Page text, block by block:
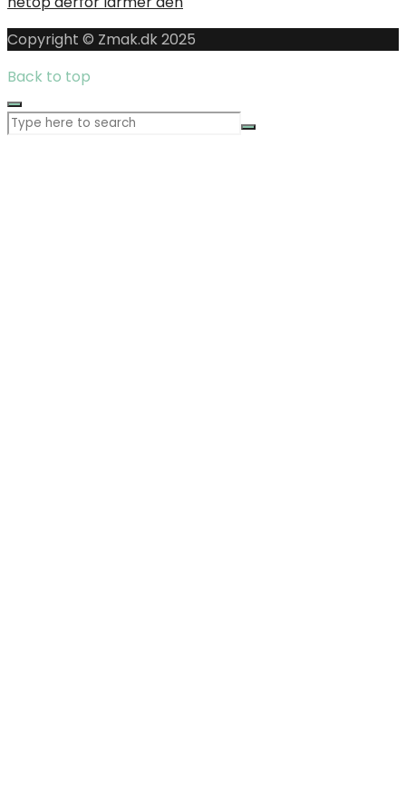
Copyright © Zmak.dk 2025
Back to top